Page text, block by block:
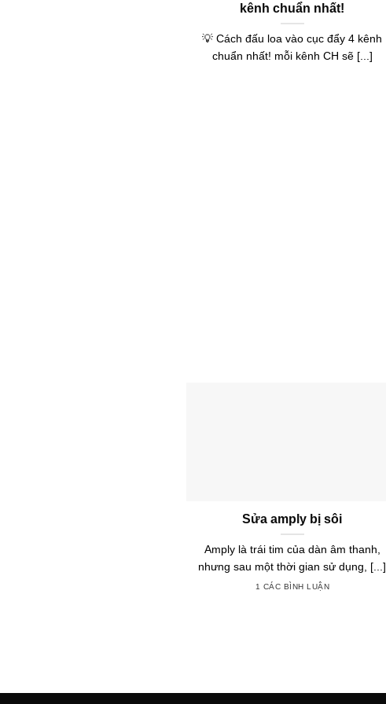
kênh chuẩn nhất!
💡 Cách đấu loa vào cục đẩy 4 kênh
chuẩn nhất! mỗi kênh CH sẽ [...]
Sửa amply bị sôi
Amply là trái tim của dàn âm thanh,
nhưng sau một thời gian sử dụng, [...]
1 CÁC BÌNH LUẬN